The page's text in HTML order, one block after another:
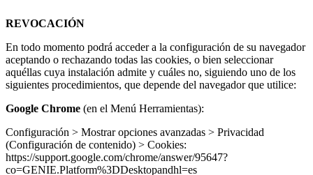
REVOCACIÓN
En todo momento podrá acceder a la configuración de su navegador
aceptando o rechazando todas las cookies, o bien seleccionar
aquéllas cuya instalación admite y cuáles no, siguiendo uno de los
siguientes procedimientos, que depende del navegador que utilice:
Google Chrome (en el Menú Herramientas):
Configuración > Mostrar opciones avanzadas > Privacidad
(Configuración de contenido) > Cookies:
https://support.google.com/chrome/answer/95647?
co=GENIE.Platform%3DDesktopandhl=es